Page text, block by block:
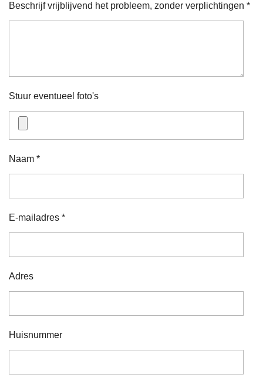
Beschrijf vrijblijvend het probleem, zonder verplichtingen *
Stuur eventueel foto's
Naam *
E-mailadres *
Adres
Huisnummer